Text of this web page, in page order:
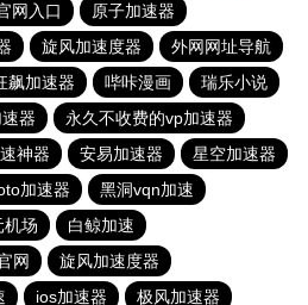
网入口
原子加速器
旋风加速度器
外网网址导航
飙加速器 哔咔漫画
瑞乐小说
器
永久不收费的vp加速器
神器 安易加速器
星空加速器
加速器
黑洞vqn加速
机场
白鲸加速
网
旋风加速度器
ios加速器 极风加速器